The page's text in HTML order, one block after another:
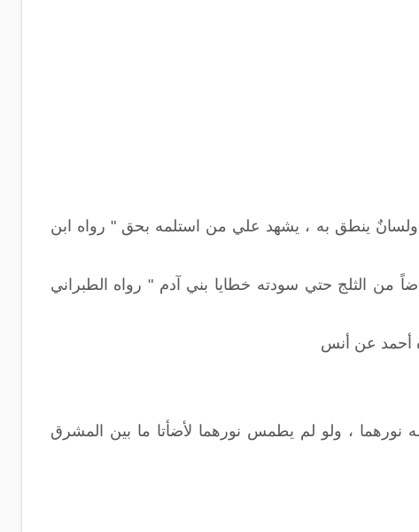
ولسانٌ ينطق به ، يشهد علي من استلمه بحق " رواه ابن
من الثلج حتي سودته خطايا بني آدم " رواه الطبراني
أحمد عن أنس
نورهما ، ولو لم يطمس نورهما لأضأتا ما بين المشرق